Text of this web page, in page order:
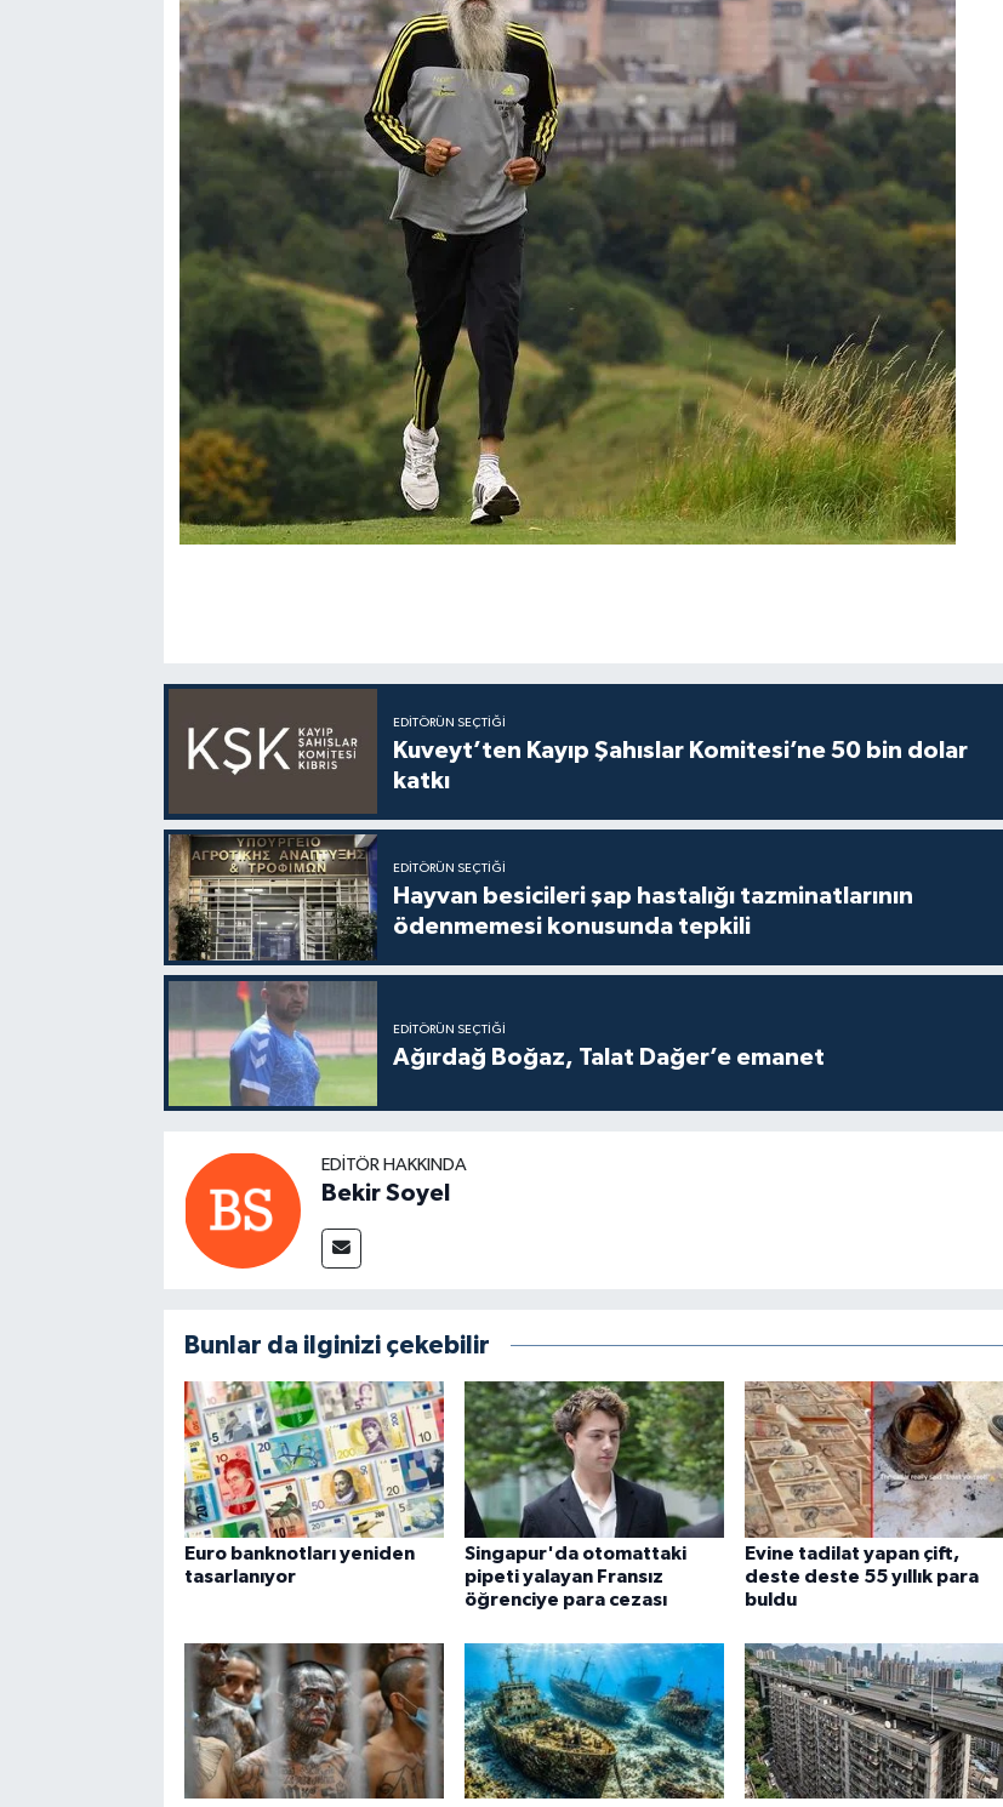
EDITÖRÜN SEÇTIĞI
Kuveyt’ten Kayıp Şahıslar Komitesi’ne 50 bin dolar
katkı
EDITÖRÜN SEÇTIĞI
Hayvan besicileri şap hastalığı tazminatlarının
ödenmemesi konusunda tepkili
EDITÖRÜN SEÇTIĞI
Ağırdağ Boğaz, Talat Dağer’e emanet
EDITÖR HAKKINDA
Bekir Soyel
Bunlar da ilginizi çekebilir
Euro banknotları yeniden
tasarlanıyor
Singapur'da otomattaki
pipeti yalayan Fransız
öğrenciye para cezası
Evine tadilat yapan çift,
deste deste 55 yıllık para
buldu